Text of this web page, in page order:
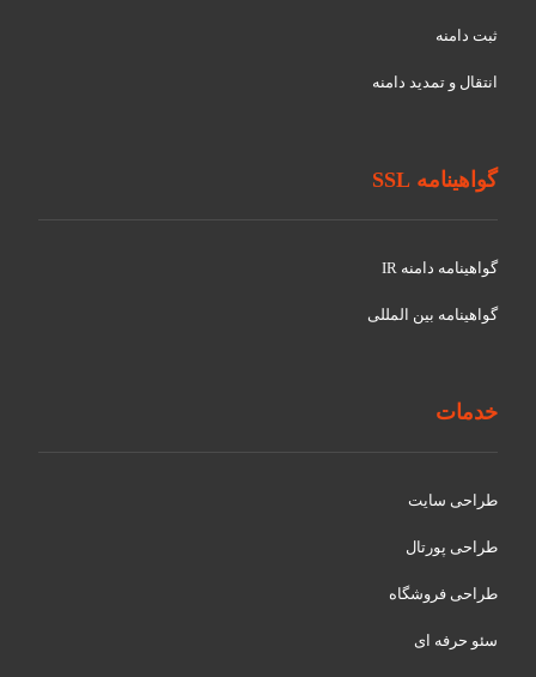
ثبت دامنه
انتقال و تمدید دامنه
گواهینامه SSL
گواهينامه دامنه IR
گواهينامه بین المللی
خدمات
طراحی سایت
طراحی پورتال
طراحی فروشگاه
سئو حرفه ای